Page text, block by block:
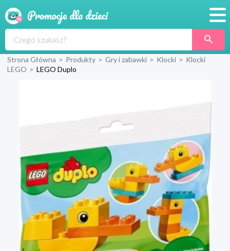
Produkty
Strona Główna > Produkty > Gry i zabawki > Klocki > Klocki
LEGO > LEGO Duplo